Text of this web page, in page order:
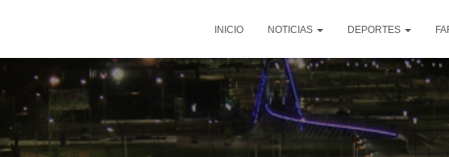
INICIO NOTICIAS DEPORTES